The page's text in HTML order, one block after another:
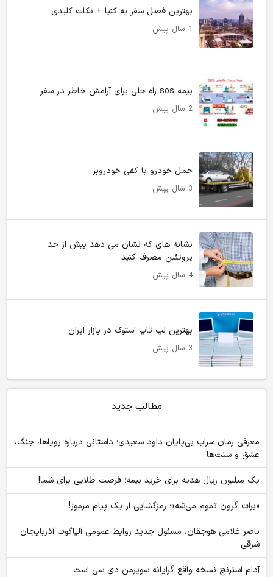
بهترین فصل سفر به کنیا + نکات کلیدی
1 سال پیش
بیمه sos راه حلی برای آرامش خاطر در سفر
2 سال پیش
حمل خودرو با کفی خودروبر
3 سال پیش
نشانه های که نشان می دهد بیش از حد
پروتئین مصرف کنید
4 سال پیش
بهترین لپ تاپ استوک در بازار ایران
3 سال پیش
مطالب جدید
معرفی رمان سراب بی‌پایان داود سعیدی؛ داستانی درباره رویاها، جنگ،
عشق و سنت‌ها
یک میلیون ریال هدیه برای خرید بیمه؛ فرصت طلایی برای شما!
«برات گرون تموم می‌شه»؛ رمزگشایی از یک پیام مرموز!
ناصر غلامی هوجقان، مسئول جدید روابط عمومی آلپاگوت آذربایجان
شرقی
آدام استرنج نسخه واقع گرایانه سوپرمن دی سی است